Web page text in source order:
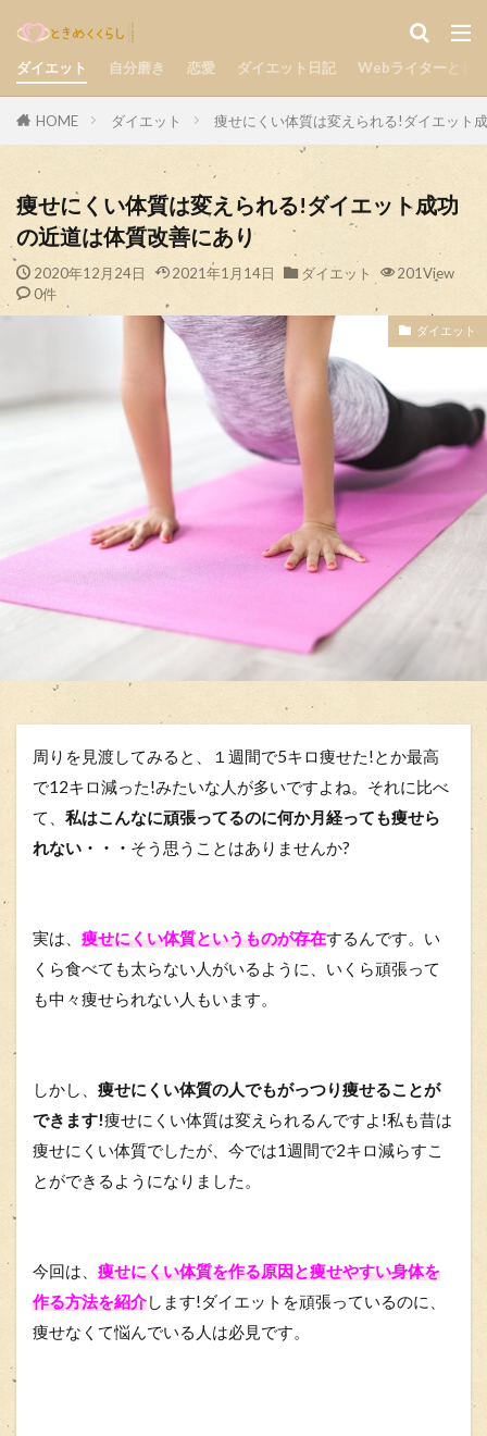
ダイエット 自分磨き 恋愛 ダイエット日記 Webライターとし
HOME ダイエット 痩せにくい体質は変えられる!ダイエット
痩せにくい体質は変えられる!ダイエット成功
の近道は体質改善にあり
2020年12月24日 2021年1月14日 ダイエット
201View
0件
ダイエット
周りを見渡してみると、１週間で5キロ痩せた!とか最高
で12キロ減った!みたいな人が多いですよね。それに比べ
て、 私はこんなに頑張ってるのに何か月経っても痩せら
れない・・・ そう思うことはありませんか?
実は、 痩せにくい体質というものが存在するんです。い
くら食べても太らない人がいるように、いくら頑張って
も中々痩せられない人もいます。
しかし、 痩せにくい体質の人でもがっつり痩せることが
できます!痩せにくい体質は変えられるんですよ!私も昔は
痩せにくい体質でしたが、今では1週間で2キロ減らすこ
とができるようになりました。
今回は、 痩せにくい体質を作る原因と痩せやすい身体を
作る方法を紹介します!ダイエットを頑張っているのに、
痩せなくて悩んでいる人は必見です。
カテゴリー